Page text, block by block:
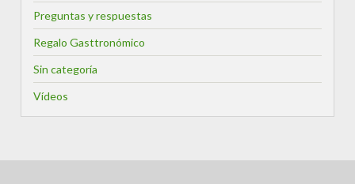
Preguntas y respuestas
Regalo Gasttronómico
Sin categoría
Vídeos